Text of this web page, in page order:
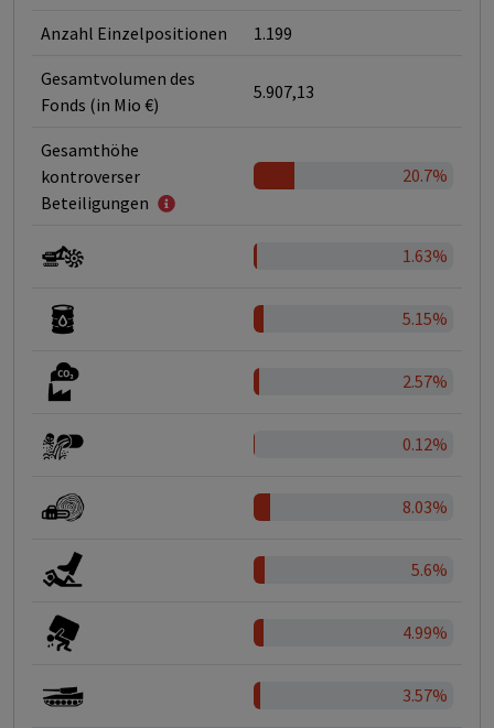
Anzahl Einzelpositionen 1.199
Gesamtvolumen des
Fonds (in Mio €)
5.907,13
Gesamthöhe
kontroverser
Beteiligungen
20.7%
1.63%
5.15%
2.57%
0.12%
8.03%
5.6%
4.99%
3.57%